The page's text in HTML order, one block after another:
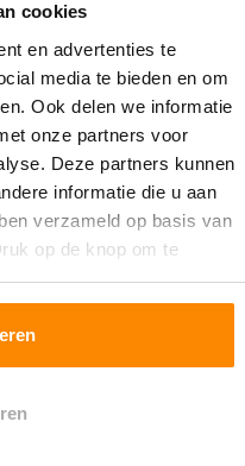
cookies
en advertenties te
media te bieden en om
Ook delen we informatie
onze partners voor
Deze partners kunnen
informatie die u aan
verzameld op basis van
op de knop om te